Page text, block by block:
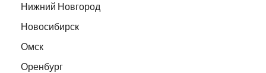
Нижний Новгород
Новосибирск
Омск
Оренбург